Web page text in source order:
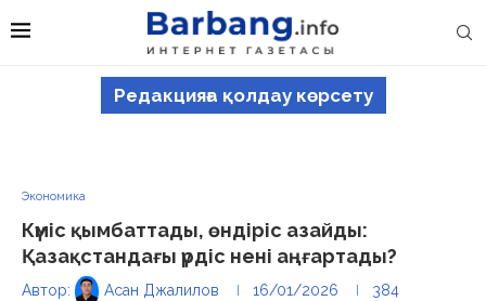
Редакцияға қолдау көрсету
Экономика
Күміс қымбаттады, өндіріс азайды:
Қазақстандағы үрдіс нені аңғартады?
Автор: Асан Джалилов 16/01/2026
384